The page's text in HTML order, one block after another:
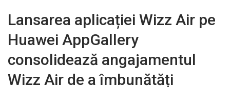
Lansarea aplicației Wizz Air pe
Huawei AppGallery
consolidează angajamentul
Wizz Air de a îmbunătăți